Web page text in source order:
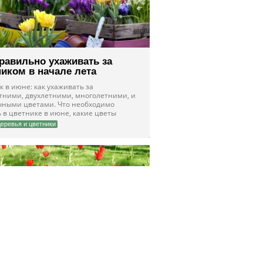
ухаживать за
в начале лета
в июне: как ухаживать за
двухлетними, многолетними, и
цветами. Что необходимо
в цветнике в июне, какие цветы
и цветники